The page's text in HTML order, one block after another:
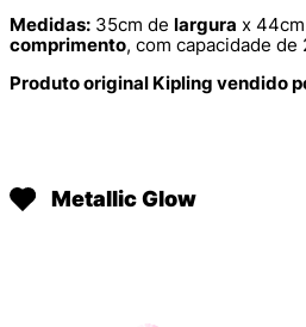
Medidas: 35cm de largura x
comprimento, com capacidade de
Produto original Kipling vendido
Metallic Glow